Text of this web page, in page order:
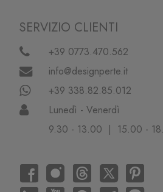
SERVIZIO CLIENTI
+39 0773.470.562
info@designperte.it
+39 338.82.85.012
Lunedì - Venerdì
9.30 - 13.00 | 15.00 -